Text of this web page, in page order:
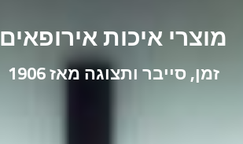
מוצרי איכות אירופאים
זמן, סייבר ותצוגה מאז 1906